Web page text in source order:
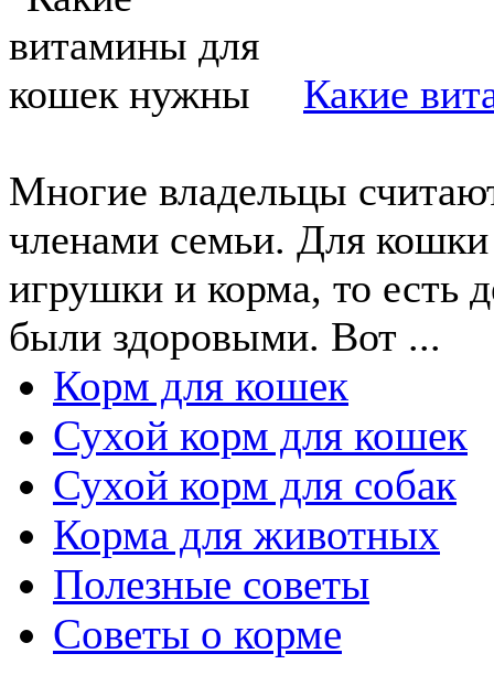
Какие
Многие владельцы
членами семьи. Для
игрушки и корма, то есть
были здоровыми. Вот ...
Корм для кошек
Сухой корм для кошек
Сухой корм для собак
Корма для животных
Полезные советы
Советы о корме